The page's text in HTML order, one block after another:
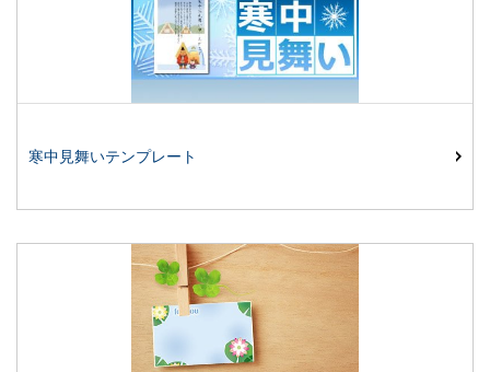
寒中見舞いテンプレート